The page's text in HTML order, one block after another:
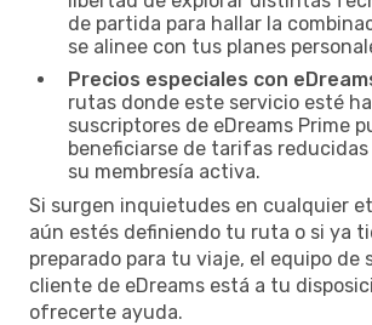
de partida para hallar la
se alinee con tus planes
Precios especiales con
rutas donde este servicio esté
suscriptores de eDreams Prime
beneficiarse de tarifas
su membresía activa.
Si surgen inquietudes en cualquier
aún estés definiendo tu ruta o si ya
preparado para tu viaje, el equipo de
cliente de eDreams está a tu
ofrecerte ayuda.